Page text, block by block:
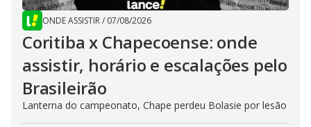
ONDE ASSISTIR/ 07/08/2026
Coritiba x Chapecoense: onde
assistir, horário e escalações pelo
Brasileirão
Lanterna do campeonato, Chape perdeu Bolasie por lesão